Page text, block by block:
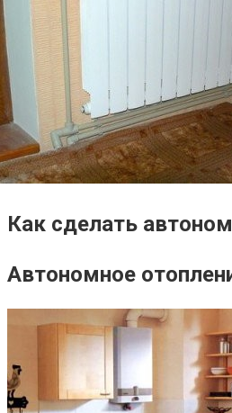
Как сделать
Автономное